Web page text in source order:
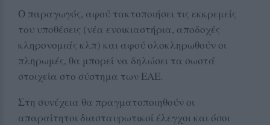
Ο παραγωγός, αφού τακτοποιήσει τις εκκρεμείς
του υποθέσεις (νέα ενοικιαστήρια, αποδοχές
κληρονομιάς κλπ) και αφού ολοκληρωθούν οι
πληρωμές, θα μπορεί να δηλώσει τα σωστά
στοιχεία στο σύστημα των ΕΑΕ.
Στη συνέχεια θα πραγματοποιηθούν οι
απαραίτητοι διασταυρωτικοί έλεγχοι και όσοι